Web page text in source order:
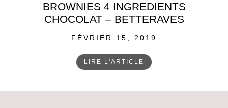
BROWNIES 4 INGREDIENTS
CHOCOLAT – BETTERAVES
POSTED
FÉVRIER 15, 2019
LIRE L'ARTICLE